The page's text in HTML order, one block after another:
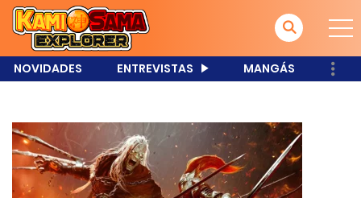
NOVIDADES ENTREVISTAS MANGÁS